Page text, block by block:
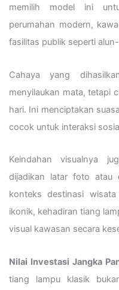
memilih model ini
perumahan modern,
fasilitas publik seperti
Cahaya yang
menyilaukan mata, tetapi
hari. Ini menciptakan
cocok untuk interaksi
Keindahan visualnya
dijadikan latar foto atau
konteks destinasi
ikonik, kehadiran tiang
visual kawasan secara
Nilai Investasi Jangka
tiang lampu klasik